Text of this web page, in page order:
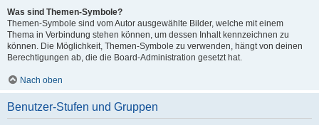
Was sind Themen-Symbole?
Themen-Symbole sind vom Autor ausgewählte Bilder, welche mit einem
Thema in Verbindung stehen können, um dessen Inhalt kennzeichnen zu
können. Die Möglichkeit, Themen-Symbole zu verwenden, hängt von deinen
Berechtigungen ab, die die Board-Administration gesetzt hat.
Nach oben
Benutzer-Stufen und Gruppen